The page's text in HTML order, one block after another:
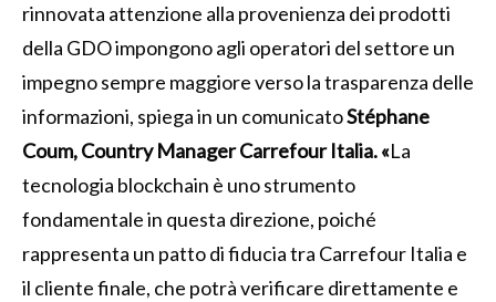
rinnovata attenzione alla provenienza dei prodotti
della GDO impongono agli operatori del settore un
impegno sempre maggiore verso la trasparenza delle
informazioni, spiega in un comunicatoStéphane
Coum, Country Manager Carrefour Italia. «La
tecnologia blockchain è uno strumento
fondamentale in questa direzione, poiché
rappresenta un patto di fiducia tra Carrefour Italia e
il cliente finale, che potrà verificare direttamente e